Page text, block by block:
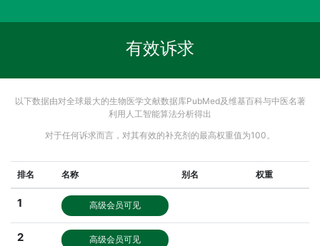
有效诉求
以下数据由对全球最大的生物医学文献数据库PubMed及维基百科与中医名著
利用人工智能算法分析得出
对于任何诉求而言，对其有效的补充剂的最高权重值为100。
排名 名称 别名 权重
1 高级会员可见
2 高级会员可见